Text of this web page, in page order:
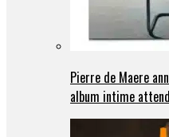
Pierre de Maere
album intime